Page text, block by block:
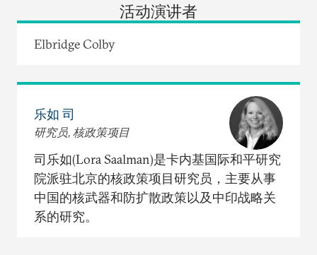
活动演讲者
Elbridge Colby
乐如 司
研究员, 核政策项目
司乐如(Lora Saalman)是卡内基国际和平研究
院派驻北京的核政策项目研究员，主要从事
中国的核武器和防扩散政策以及中印战略关
系的研究。